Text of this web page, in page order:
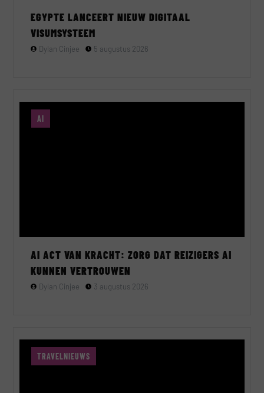
EGYPTE LANCEERT NIEUW DIGITAAL
VISUMSYSTEEM
Dylan Cinjee 5 augustus 2026
AI
AI ACT VAN KRACHT: ZORG DAT REIZIGERS AI
KUNNEN VERTROUWEN
Dylan Cinjee 3 augustus 2026
TRAVELNIEUWS